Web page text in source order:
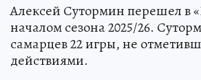
Алексей Сутормин перешел в
началом сезона 2025/26.
самарцев 22 игры, не
действиями.